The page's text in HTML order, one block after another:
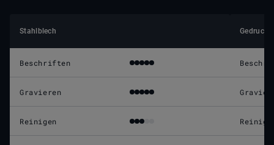
Stahlblech
Beschriften
Gravieren
Reinigen